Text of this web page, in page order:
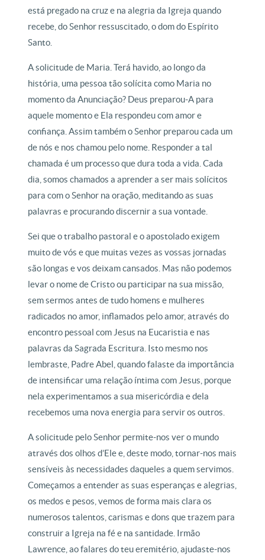
está pregado na cruz e na alegria da Igreja quando
recebe, do Senhor ressuscitado, o dom do Espírito
Santo.
A solicitude de Maria. Terá havido, ao longo da
história, uma pessoa tão solícita como Maria no
momento da Anunciação? Deus preparou-A para
aquele momento e Ela respondeu com amor e
confiança. Assim também o Senhor preparou cada um
de nós e nos chamou pelo nome. Responder a tal
chamada é um processo que dura toda a vida. Cada
dia, somos chamados a aprender a ser mais solícitos
para com o Senhor na oração, meditando as suas
palavras e procurando discernir a sua vontade.
Sei que o trabalho pastoral e o apostolado exigem
muito de vós e que muitas vezes as vossas jornadas
são longas e vos deixam cansados. Mas não podemos
levar o nome de Cristo ou participar na sua missão,
sem sermos antes de tudo homens e mulheres
radicados no amor, inflamados pelo amor, através do
encontro pessoal com Jesus na Eucaristia e nas
palavras da Sagrada Escritura. Isto mesmo nos
lembraste, Padre Abel, quando falaste da importância
de intensificar uma relação íntima com Jesus, porque
nela experimentamos a sua misericórdia e dela
recebemos uma nova energia para servir os outros.
A solicitude pelo Senhor permite-nos ver o mundo
através dos olhos d’Ele e, deste modo, tornar-nos mais
sensíveis às necessidades daqueles a quem servimos.
Começamos a entender as suas esperanças e alegrias,
os medos e pesos, vemos de forma mais clara os
numerosos talentos, carismas e dons que trazem para
construir a Igreja na fé e na santidade. Irmão
Lawrence, ao falares do teu eremitério, ajudaste-nos